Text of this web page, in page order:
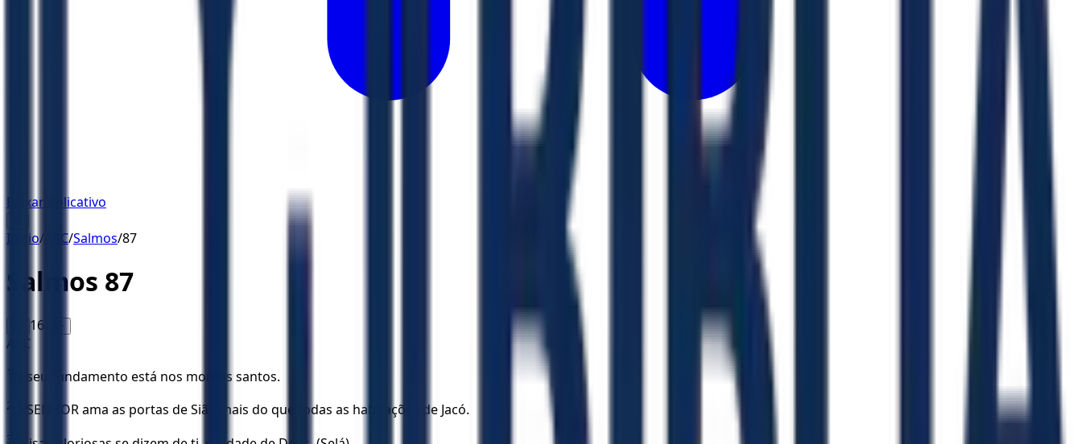
Baixar Aplicativo
Início/ ARC/Salmos/87
Salmos 87
16 A+
ARC
1 O seu fundamento está nos montes santos.
2 O SENHOR ama as portas de Sião mais do que todas as habitações de Jacó.
3